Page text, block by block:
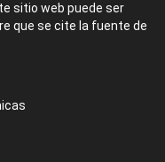
sitio web puede ser
que se cite la fuente de